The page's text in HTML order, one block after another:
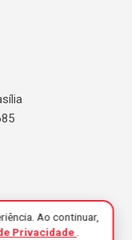
Ao continuar,
Privacidade